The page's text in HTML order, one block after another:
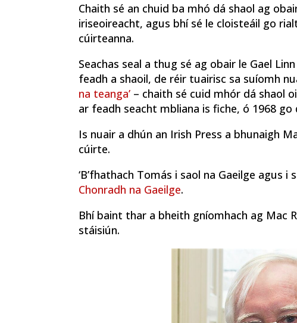
Chaith sé an chuid ba mhó dá shaol ag
iriseoireacht, agus bhí sé le cloisteáil go
cúirteanna.
Seachas seal a thug sé ag obair le Gael
feadh a shaoil, de réir tuairisc sa suíomh
na teanga’ – chaith sé cuid mhór dá shaol
ar feadh seacht mbliana is fiche, ó 1968
Is nuair a dhún an Irish Press a bhunaigh
cúirte.
‘B’fhathach Tomás i saol na Gaeilge agus i
Chonradh na Gaeilge.
Bhí baint thar a bheith gníomhach ag Mac
stáisiún.